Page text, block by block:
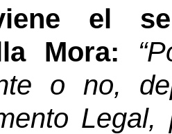
el
Mora:
o no,